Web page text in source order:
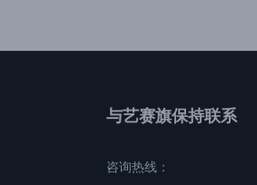
与艺赛旗保持联系
咨询热线：